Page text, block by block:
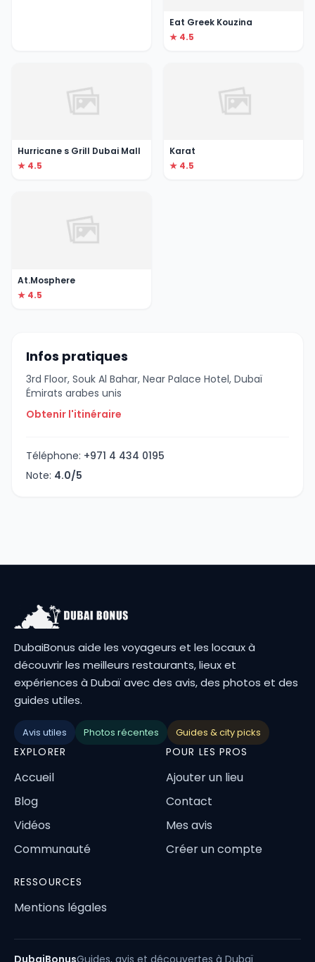
Eat Greek Kouzina
★ 4.5
Hurricane s Grill Dubai Mall
★ 4.5
Karat
★ 4.5
At.Mosphere
★ 4.5
Infos pratiques
3rd Floor, Souk Al Bahar, Near Palace Hotel, Dubaï
Émirats arabes unis
Obtenir l'itinéraire
Téléphone: +971 4 434 0195
Note: 4.0/5
DubaiBonus aide les voyageurs et les locaux à
découvrir les meilleurs restaurants, lieux et
expériences à Dubaï avec des avis, des photos et des
guides utiles.
Avis utiles Photos récentes Guides & city picks
EXPLORER
Accueil
Blog
Vidéos
Communauté
POUR LES PROS
Ajouter un lieu
Contact
Mes avis
Créer un compte
RESSOURCES
Mentions légales
DubaiBonusGuides, avis et découvertes à Dubaï